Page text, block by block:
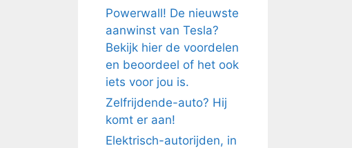
Powerwall! De nieuwste
aanwinst van Tesla?
Bekijk hier de voordelen
en beoordeel of het ook
iets voor jou is.
Zelfrijdende-auto? Hij
komt er aan!
Elektrisch-autorijden, in